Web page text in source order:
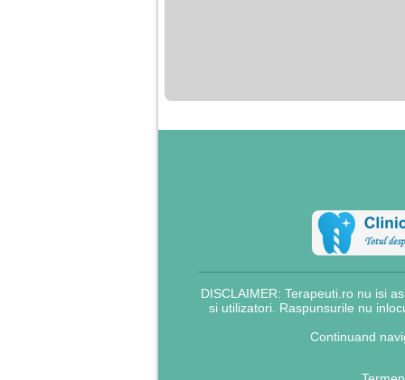
DISCLAIMER: Terapeuti.ro nu isi
si utilizatori. Raspunsurile nu
Continuand